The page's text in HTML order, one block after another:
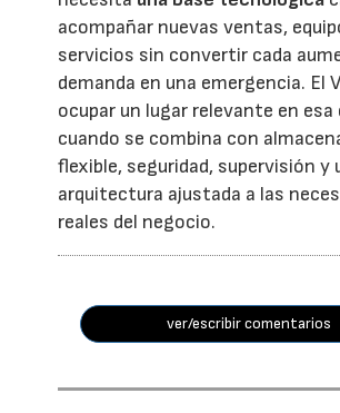
acompañar nuevas ventas,
servicios sin convertir cada
demanda en una emergencia. El
ocupar un lugar relevante en
cuando se combina con
flexible, seguridad, supervisión y
arquitectura ajustada a las
reales del negocio.
ver/escribir comentarios